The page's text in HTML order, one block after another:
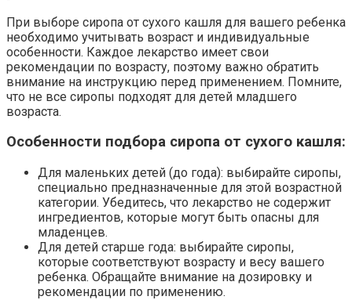
При выборе сиропа от сухого кашля для вашего ребенка
необходимо учитывать возраст и индивидуальные
особенности. Каждое лекарство имеет свои
рекомендации по возрасту, поэтому важно обратить
внимание на инструкцию перед применением. Помните,
что не все сиропы подходят для детей младшего
возраста.
Особенности подбора сиропа от сухого кашля:
Для маленьких детей (до года): выбирайте сиропы,
специально предназначенные для этой возрастной
категории. Убедитесь, что лекарство не содержит
ингредиентов, которые могут быть опасны для
младенцев.
Для детей старше года: выбирайте сиропы,
которые соответствуют возрасту и весу вашего
ребенка. Обращайте внимание на дозировку и
рекомендации по применению.